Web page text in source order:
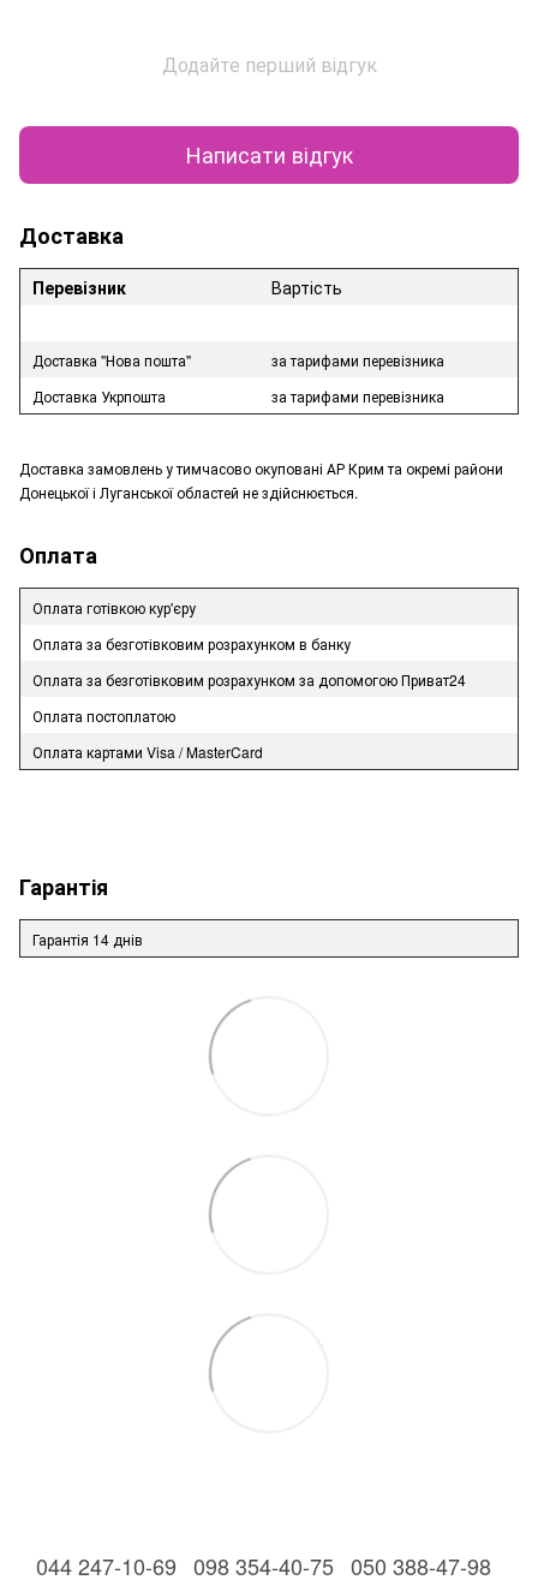
Додайте перший відгук
Написати відгук
Доставка
Перевізник Вартість
Доставка "Нова пошта"
за тарифами перевізника
Доставка Укрпошта
за тарифами перевізника
Доставка замовлень у тимчасово окуповані АР Крим та окремі райони
Донецької і Луганської областей не здійснюється.
Оплата
Оплата готівкою кур'єру
Оплата за безготівковим розрахунком в банку
Оплата за безготівковим розрахунком за допомогою Приват24
Оплата постоплатою
Оплата картами Visa / MasterCard
Гарантія
Гарантія 14 днів
044 247-10-69 098 354-40-75 050 388-47-98